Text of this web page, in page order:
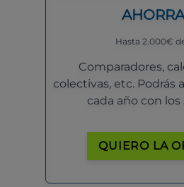
Hasta 2.000€
Comparadores,
colectivas, etc. Podrás
cada año con los
QUIERO LA